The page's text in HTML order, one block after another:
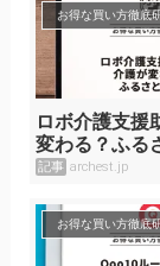
お得な買い方徹底
ロボ介護支援
変わる？ふる
記事 archest.jp
お得な買い方徹底